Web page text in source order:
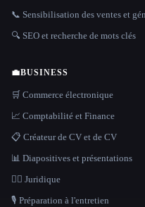
📞 Sensibilisation des ventes et
🔍 SEO et recherche de mots clés
💼BUSINESS
🛒 Commerce électronique
📈 Comptabilité et Finance
📋 Créateur de CV et de CV
📊 Diapositives et présentations
👩‍⚖️ Juridique
🎙️ Préparation à l'entretien